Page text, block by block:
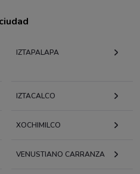
IZTAPALAPA
IZTACALCO
XOCHIMILCO
VENUSTIANO CARRANZA